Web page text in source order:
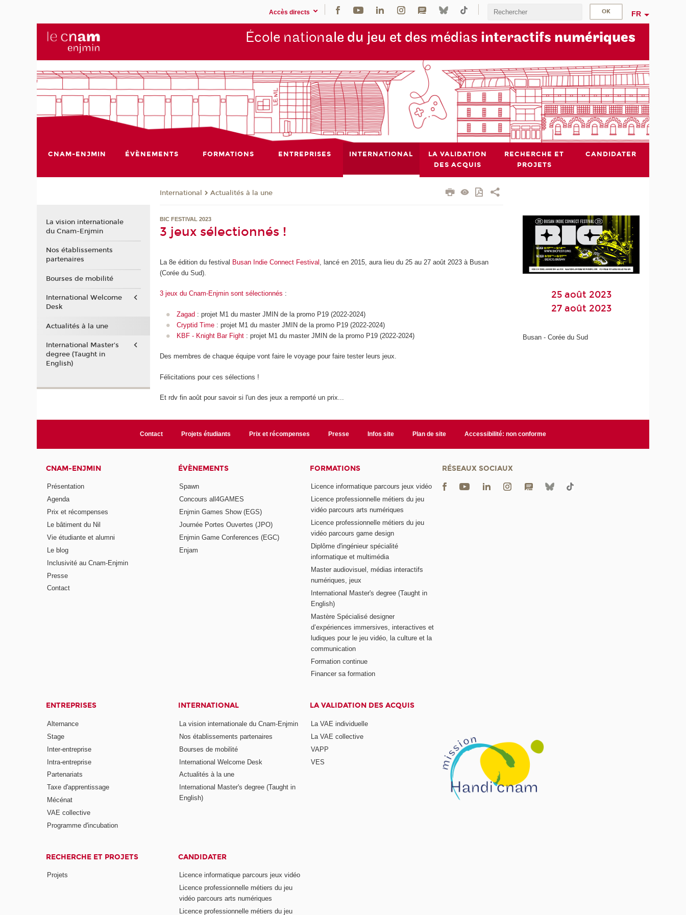
Accès directs FR
École nationale du jeu et des médias interactifs numériques
CNAM-ENJMIN ÉVÈNEMENTS FORMATIONS ENTREPRISES INTERNATIONAL
LA VALIDATION
DES ACQUIS
RECHERCHE ET
PROJETS
CANDIDATER
International Actualités à la une
BIC FESTIVAL 2023
3 jeux sélectionnés !
La 8e édition du festival Busan Indie Connect Festival
, lancé en 2015, aura lieu du 25 au 27 août 2023 à Busan
(Corée du Sud).
3 jeux du Cnam-Enjmin sont sélectionnés :
Zagad : projet M1 du master JMIN de la promo P19 (2022-2024)
Cryptid Time: projet M1 du master JMIN de la promo P19 (2022-2024)
KBF - Knight Bar Fight: projet M1 du master JMIN de la promo P19 (2022-2024)
Des membres de chaque équipe vont faire le voyage pour faire tester leurs jeux.
Félicitations pour ces sélections !
Et rdv fin août pour savoir si l'un des jeux a remporté un prix...
25 août 2023
27 août 2023
Busan - Corée du Sud
La vision internationale
du Cnam-Enjmin
Nos établissements
partenaires
Bourses de mobilité
International Welcome
Desk
Actualités à la une
International Master's
degree (Taught in
English)
Contact Projets étudiants Prix et récompenses Presse Infos site Plan de site Accessibilité: non conforme
CNAM-ENJMIN
Présentation
Agenda
Prix et récompenses
Le bâtiment du Nil
Vie étudiante et alumni
Le blog
Inclusivité au Cnam-Enjmin
Presse
Contact
ÉVÈNEMENTS
Spawn
Concours all4GAMES
Enjmin Games Show (EGS)
Journée Portes Ouvertes (JPO)
Enjmin Game Conferences (EGC)
Enjam
FORMATIONS
Licence informatique parcours jeux vidéo
Licence professionnelle métiers du jeu
vidéo parcours arts numériques
Licence professionnelle métiers du jeu
vidéo parcours game design
Diplôme d'ingénieur spécialité
informatique et multimédia
Master audiovisuel, médias interactifs
numériques, jeux
International Master's degree (Taught in
English)
Mastère Spécialisé designer
d’expériences immersives, interactives et
ludiques pour le jeu vidéo, la culture et la
communication
Formation continue
Financer sa formation
ENTREPRISES
Alternance
Stage
Inter-entreprise
Intra-entreprise
Partenariats
Taxe d'apprentissage
Mécénat
VAE collective
Programme d'incubation
INTERNATIONAL
La vision internationale du Cnam-Enjmin
Nos établissements partenaires
Bourses de mobilité
International Welcome Desk
Actualités à la une
International Master's degree (Taught in
English)
LA VALIDATION DES ACQUIS
La VAE individuelle
La VAE collective
VAPP
VES
RECHERCHE ET PROJETS
Projets
CANDIDATER
Licence informatique parcours jeux vidéo
Licence professionnelle métiers du jeu
vidéo parcours arts numériques
Licence professionnelle métiers du jeu
RÉSEAUX SOCIAUX